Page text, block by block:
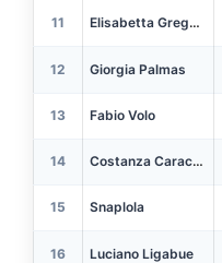
11 Elisabetta Gregoraci
12 Giorgia Palmas
13 Fabio Volo
14 Costanza Caracciolo
15 Snaplola
16 Luciano Ligabue